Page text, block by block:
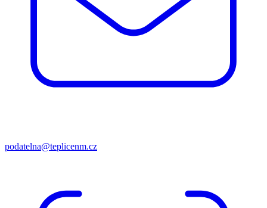
podatelna@teplicenm.cz